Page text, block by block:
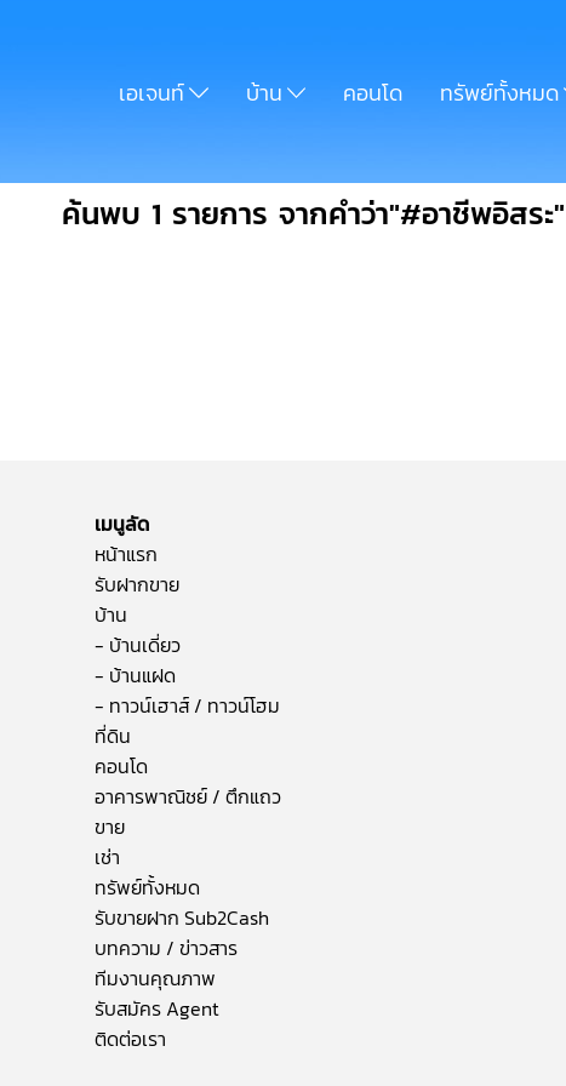
เอเจนท์ บ้าน คอนโด ทรัพย์ทั้งหมด
ค้นพบ 1 รายการ จากคำว่า"#อาชีพอิสระ"
เมนูลัด
หน้าแรก
รับฝากขาย
บ้าน
- บ้านเดี่ยว
- บ้านแฝด
- ทาวน์เฮาส์ / ทาวน์โฮม
ที่ดิน
คอนโด
อาคารพาณิชย์ / ตึกแถว
ขาย
เช่า
ทรัพย์ทั้งหมด
รับขายฝาก Sub2Cash
บทความ / ข่าวสาร
ทีมงานคุณภาพ
รับสมัคร Agent
ติดต่อเรา